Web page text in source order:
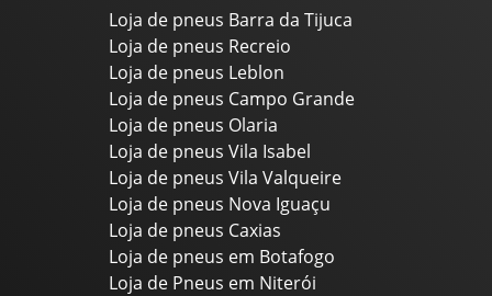
Loja de pneus Barra da Tijuca
Loja de pneus Recreio
Loja de pneus Leblon
Loja de pneus Campo Grande
Loja de pneus Olaria
Loja de pneus Vila Isabel
Loja de pneus Vila Valqueire
Loja de pneus Nova Iguaçu
Loja de pneus Caxias
Loja de pneus em Botafogo
Loja de Pneus em Niterói